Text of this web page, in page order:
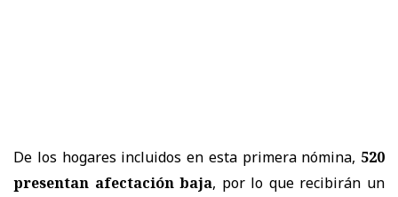
De los hogares incluidos en esta primera nómina, 520
presentan afectación baja, por lo que recibirán un